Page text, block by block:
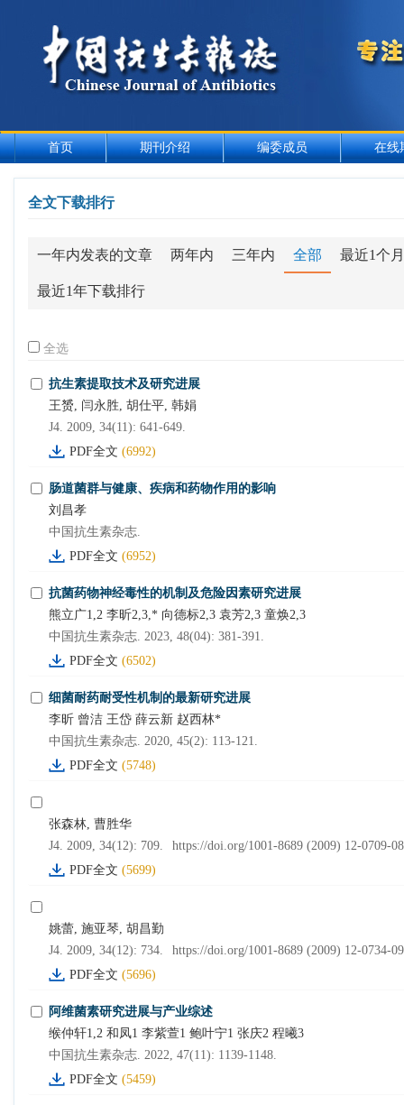
首页 期刊介绍 编委成员 在线
全文下载排行
一年内发表的文章 两年内 三年内 全部 最近1个
最近1年下载排行
全选
抗生素提取技术及研究进展
王赟, 闫永胜, 胡仕平, 韩娟
J4. 2009, 34(11): 641-649.
PDF全文 (6992)
肠道菌群与健康、疾病和药物作用的影响
刘昌孝
中国抗生素杂志.
PDF全文 (6952)
抗菌药物神经毒性的机制及危险因素研究进展
熊立广1,2 李昕2,3,* 向德标2,3 袁芳2,3 童焕2,3
中国抗生素杂志. 2023, 48(04): 381-391.
PDF全文 (6502)
细菌耐药耐受性机制的最新研究进展
李昕 曾洁 王岱 薛云新 赵西林*
中国抗生素杂志. 2020, 45(2): 113-121.
PDF全文 (5748)
张森林, 曹胜华
J4. 2009, 34(12): 709.
https://doi.org/1001-8689 (2009) 12-0709-08
PDF全文 (5699)
姚蕾, 施亚琴, 胡昌勤
J4. 2009, 34(12): 734.
https://doi.org/1001-8689 (2009) 12-0734-09
PDF全文 (5696)
阿维菌素研究进展与产业综述
缑仲轩1,2 和凤1 李紫萱1 鲍叶宁1 张庆2 程曦3
中国抗生素杂志. 2022, 47(11): 1139-1148.
PDF全文 (5459)